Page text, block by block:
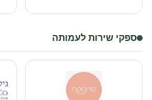
ספקי שירות לעמותה